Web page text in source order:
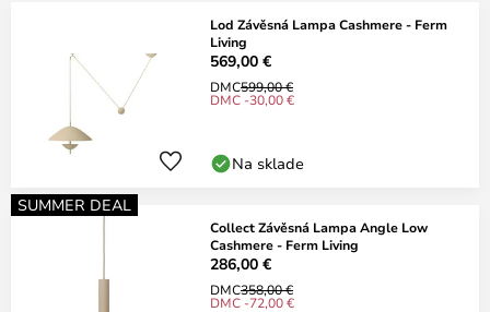
Lod Závěsná Lampa Cashmere - Ferm
Living
569,00 €
DMC599,00 €
DMC -30,00 €
Na sklade
SUMMER DEAL
Collect Závěsná Lampa Angle Low
Cashmere - Ferm Living
286,00 €
DMC358,00 €
DMC -72,00 €